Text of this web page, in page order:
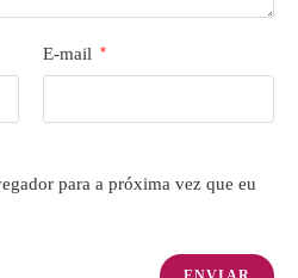
E-mail *
para a próxima vez que eu